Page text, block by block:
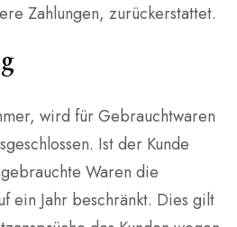
Zahlungen, zurückerstattet.
wird für Gebrauchtwaren
Ist der Kunde
Waren die
ein Jahr beschränkt. Dies gilt